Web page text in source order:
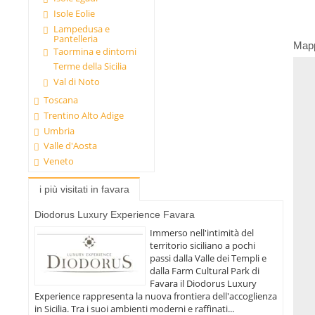
Isole Eolie
Lampedusa e
Pantelleria
Taormina e dintorni
Terme della Sicilia
Val di Noto
Toscana
Trentino Alto Adige
Umbria
Valle d'Aosta
Veneto
i più visitati in favara
Diodorus Luxury Experience Favara
Immerso nell'intimità del
territorio siciliano a pochi
passi dalla Valle dei Templi e
dalla Farm Cultural Park di
Favara il Diodorus Luxury
Experience rappresenta la nuova frontiera dell'accoglienza
in Sicilia. Tra i suoi ambienti moderni e raffinati...